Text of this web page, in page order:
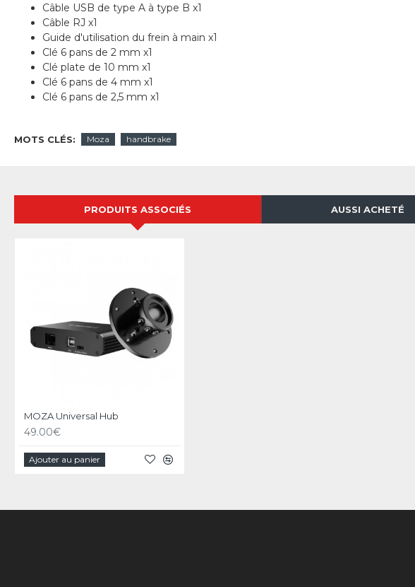
Câble USB de type A à type B x1
Câble RJ x1
Guide d'utilisation du frein à main x1
Clé 6 pans de 2 mm x1
Clé plate de 10 mm x1
Clé 6 pans de 4 mm x1
Clé 6 pans de 2,5 mm x1
MOTS CLÉS: Moza handbrake
PRODUITS ASSOCIÉS AUSSI ACHETÉ
MOZA Universal Hub
49.00€
Ajouter au panier